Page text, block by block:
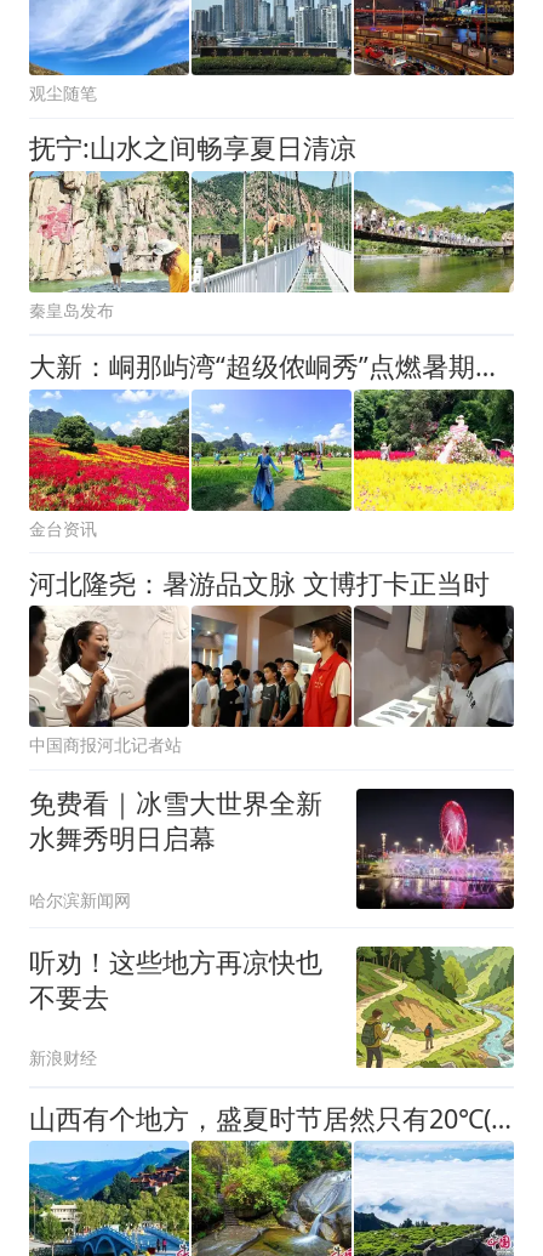
观尘随笔
抚宁:山水之间畅享夏日清凉
秦皇岛发布
大新：峒那屿湾“超级侬峒秀”点燃暑期文旅热潮
金台资讯
河北隆尧：暑游品文脉 文博打卡正当时
中国商报河北记者站
免费看｜冰雪大世界全新
水舞秀明日启幕
哈尔滨新闻网
听劝！这些地方再凉快也
不要去
新浪财经
山西有个地方，盛夏时节居然只有20℃(图)